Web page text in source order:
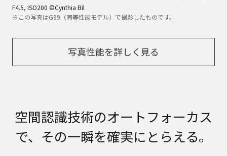
F4.5, ISO200 ©Cynthia Bil
※この写真はG99（同等性能モデル）で撮影したものです。
写真性能を詳しく見る
空間認識技術のオートフォーカス
で、その一瞬を確実にとらえる。